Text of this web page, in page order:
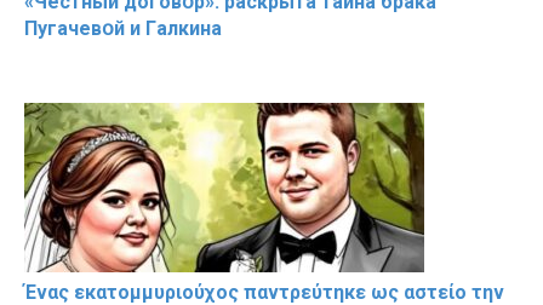
Пугачевօй и Гaлкина
Ένας εκατομμυριούχος παντρεύτηκε ως αστείο την